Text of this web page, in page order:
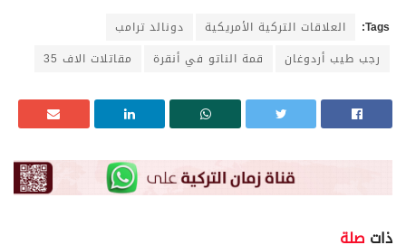
Tags: العلاقات التركية الأمريكية
دونالد ترامب
رجب طيب أردوغان
قمة الناتو في أنقرة مقاتلات الاف 35
ذات صلة